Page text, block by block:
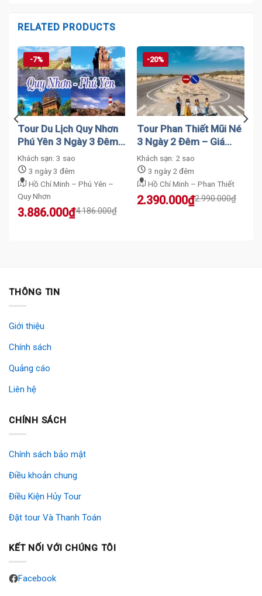
RELATED PRODUCTS
-7%
Tour Du Lịch Quy Nhơn
Phú Yên 3 Ngày 3 Đêm
– Trọn Gói
Khách sạn: 3 sao
3 ngày 3 đêm
Hồ Chí Minh – Phú Yên –
Quy Nhơn
4.186.000₫
Original
3.886.000₫
Current
-20%
Tour Phan Thiết Mũi Né
3 Ngày 2 Đêm – Giá
Hợp Lí
Khách sạn: 2 sao
3 ngày 2 đêm
Hồ Chí Minh – Phan Thiết
2.990.000₫
Original
2.390.000₫
Current
THÔNG TIN
Giới thiệu
Chính sách
Quảng cáo
Liên hệ
CHÍNH SÁCH
Chính sách bảo mật
Điều khoản chung
Điều Kiện Hủy Tour
Đặt tour Và Thanh Toán
KẾT NỐI VỚI CHÚNG TÔI
Facebook